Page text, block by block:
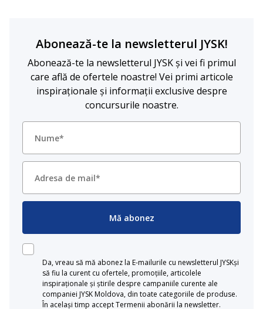
Abonează-te la newsletterul JYSK!
Abonează-te la newsletterul JYSK și vei fi primul
care află de ofertele noastre! Vei primi articole
inspiraționale și informații exclusive despre
concursurile noastre.
Mă abonez
Da, vreau să mă abonez la E-mailurile cu newsletterul JYSKși
să fiu la curent cu ofertele, promoțiile, articolele
inspiraționale și știrile despre campaniile curente ale
companiei JYSK Moldova, din toate categoriile de produse.
În același timp accept Termenii abonării la newsletter.